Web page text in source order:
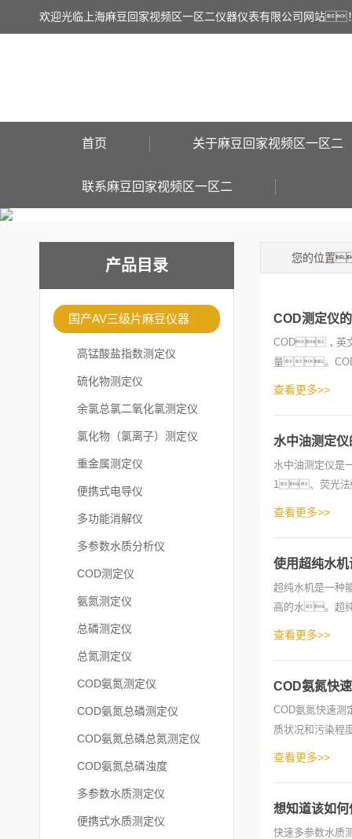
欢迎光临上海麻豆回家视频区一区二仪器仪表有限公司网站
首页 关于麻豆回家视频区一区二
联系麻豆回家视频区一区二
产品目录
国产AV三级片麻豆仪器
高锰酸盐指数测定仪
硫化物测定仪
余氯总氯二氧化氯测定仪
氯化物（氯离子）测定仪
重金属测定仪
便携式电导仪
多功能消解仪
多参数水质分析仪
COD测定仪
氨氮测定仪
总磷测定仪
总氮测定仪
COD氨氮测定仪
COD氨氮总磷测定仪
COD氨氮总磷总氮测定仪
COD氨氮总磷浊度
多参数水质测定仪
便携式水质测定仪
您的位置
COD测定仪
COD，英文
量。
和UV计测量
查看更多>>
水中油测定
水中油测定仪
1、荧光法
光。荧
查看更多>>
使用超纯水
超纯水机是一
高的水。超
不同要求的超
查看更多>>
COD氨氮快
COD氨氮快速
质状况和污染
中有机物含量
查看更多>>
想知道该如
快速多参数水